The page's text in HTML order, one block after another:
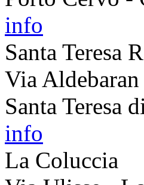
info
Santa Teresa
Via Aldebaran
Santa Teresa
info
La Coluccia